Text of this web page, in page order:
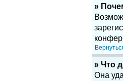
»
» Что
Она